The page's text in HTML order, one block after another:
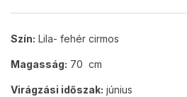
Szín: Lila- fehér cirmos
Magasság: 70 cm
Virágzási időszak: június